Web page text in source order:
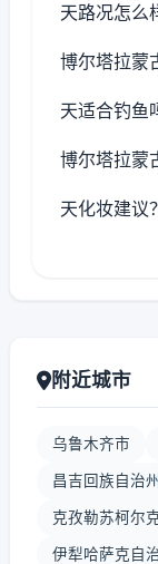
天路况怎么
博尔塔拉蒙
天适合钓鱼
博尔塔拉蒙
天化妆建议？
附近城市
乌鲁木齐市
昌吉回族自治州
克孜勒苏柯尔
伊犁哈萨克自